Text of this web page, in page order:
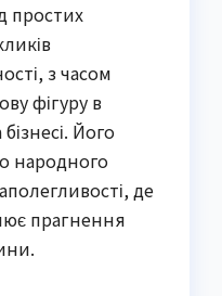
простих
з часом
фігуру в
Його
народного
де
прагнення